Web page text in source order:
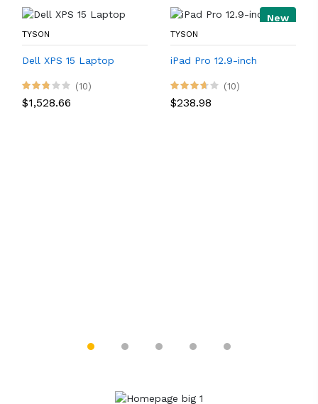
TYSON
Dell XPS 15 Laptop
(10)
$1,528.66
New
TYSON
iPad Pro 12.9-inch
(10)
$238.98